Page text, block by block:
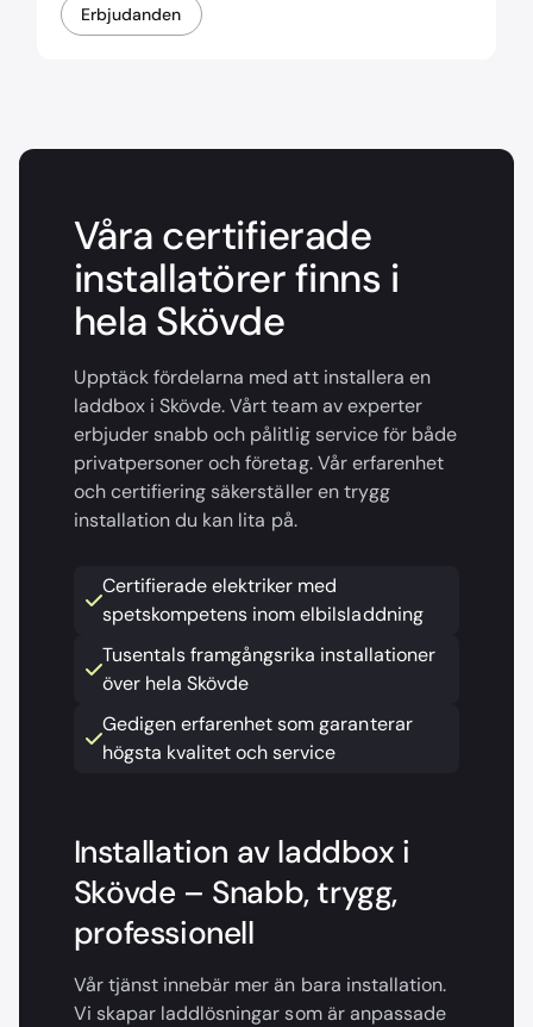
Erbjudanden
Våra certifierade
installatörer finns i
hela Skövde
Upptäck fördelarna med att installera en
laddbox i Skövde. Vårt team av experter
erbjuder snabb och pålitlig service för både
privatpersoner och företag. Vår erfarenhet
och certifiering säkerställer en trygg
installation du kan lita på.
Certifierade elektriker med
spetskompetens inom elbilsladdning
Tusentals framgångsrika installationer
över hela Skövde
Gedigen erfarenhet som garanterar
högsta kvalitet och service
Installation av laddbox i
Skövde – Snabb, trygg,
professionell
Vår tjänst innebär mer än bara installation.
Vi skapar laddlösningar som är anpassade